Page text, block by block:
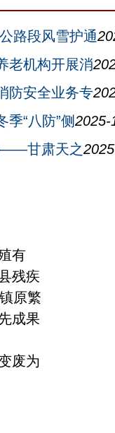
路段风雪护通
老机构开展消
防安全业务专
“八防”侧2025-
——甘肃天之
有
残疾
原繁
成果
废为